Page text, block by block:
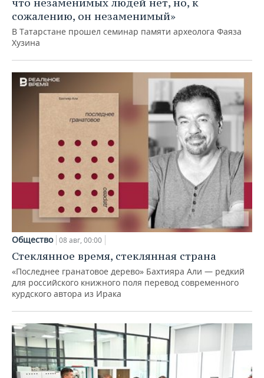
сожалению, он незаменимый»
В Татарстане прошел семинар памяти археолога Фаяза
Хузина
Общество 08 авг, 00:00
Стеклянное время, стеклянная страна
«Последнее гранатовое дерево» Бахтияра Али — редкий
для российского книжного поля перевод современного
курдского автора из Ирака